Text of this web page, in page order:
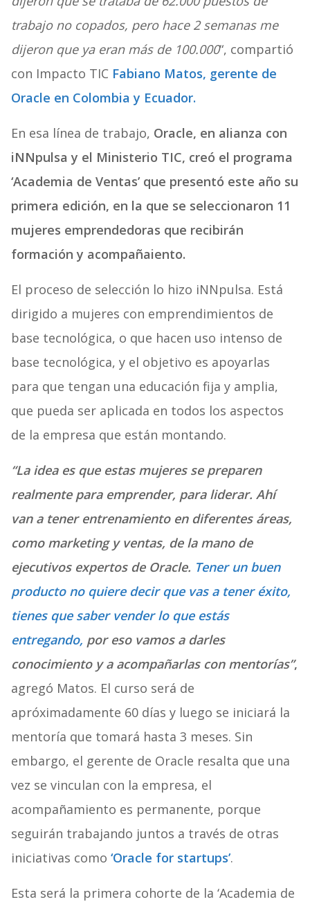
trabajo no copados, pero hace 2 semanas me
dijeron que ya eran más de 100.000“, compartió
con Impacto TIC Fabiano Matos, gerente de
Oracle en Colombia y Ecuador.
En esa línea de trabajo, Oracle, en alianza con
iNNpulsa y el Ministerio TIC, creó el programa
‘Academia de Ventas’ que presentó este año su
primera edición, en la que se seleccionaron 11
mujeres emprendedoras que recibirán
formación y acompañaiento.
El proceso de selección lo hizo iNNpulsa. Está
dirigido a mujeres con emprendimientos de
base tecnológica, o que hacen uso intenso de
base tecnológica, y el objetivo es apoyarlas
para que tengan una educación fija y amplia,
que pueda ser aplicada en todos los aspectos
de la empresa que están montando.
“La idea es que estas mujeres se preparen
realmente para emprender, para liderar. Ahí
van a tener entrenamiento en diferentes áreas,
como marketing y ventas, de la mano de
ejecutivos expertos de Oracle. Tener un buen
producto no quiere decir que vas a tener éxito,
tienes que saber vender lo que estás
entregando, por eso vamos a darles
conocimiento y a acompañarlas con mentorías”,
agregó Matos. El curso será de
apróximadamente 60 días y luego se iniciará la
mentoría que tomará hasta 3 meses. Sin
embargo, el gerente de Oracle resalta que una
vez se vinculan con la empresa, el
acompañamiento es permanente, porque
seguirán trabajando juntos a través de otras
iniciativas como ‘Oracle for startups’.
Esta será la primera cohorte de la ‘Academia de